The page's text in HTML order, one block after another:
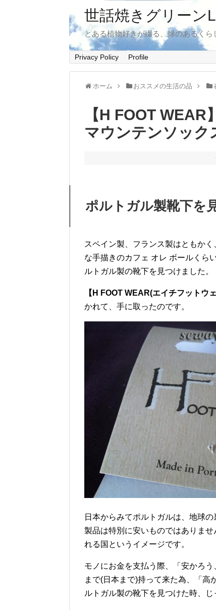
世話焼きグリーン
とある植物好きが綴る、緑のあるくら
Privacy Policy Profile
ホーム おススメの生活の品
【H FOOT
マウンテンソック
ポルトガル製靴下を
スペイン製、フランス製はともか
な手描きのカフェ オレ ボールくら
ルトガル製の靴下を見つけました。
【H FOOT WEAR(エイチフットウェ
かれて、手に取ったのです。
日本からみてポルトガルは、地球
製品は特別に安いものではありま
れる国というイメージです。
モノにお金を支払う際、「安かろ
まで(日本まで)持って来た為、「高
ルトガル製の靴下を見つけた時、じ